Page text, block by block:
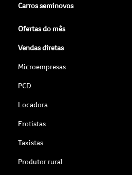
Carros seminovos
Ofertas do mês
Vendas diretas
Microempresas
PCD
Locadora
Frotistas
Taxistas
Produtor rural